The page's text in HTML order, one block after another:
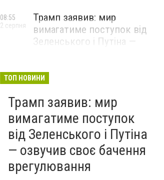
Трамп заявив: мир
вимагатиме поступок від
Зеленського і Путіна —
08:55
2 серпня
ТОП НОВИНИ
Трамп заявив: мир
вимагатиме поступок
від Зеленського і Путіна
— озвучив своє бачення
врегулювання